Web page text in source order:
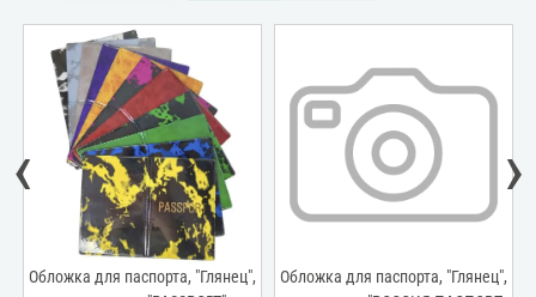
Обложка для паспорта, "Глянец",
Обложка для паспорта, "Глянец",
‹ ›